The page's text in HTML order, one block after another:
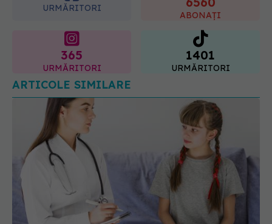
365 1401
ARTICOLE SIMILARE
EXCLUSIV
adolescentelor. Dr. Ciprian Cristescu: Nici măcar